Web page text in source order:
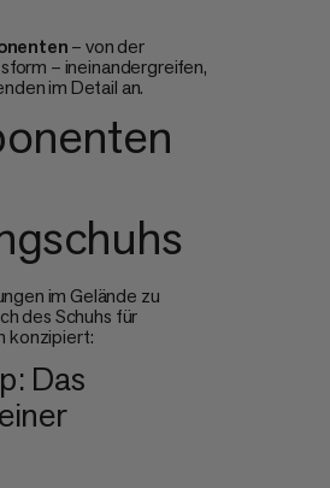
– von der
– ineinandergreifen,
im Detail an.
im Gelände zu
des Schuhs für
konzipiert:
Das